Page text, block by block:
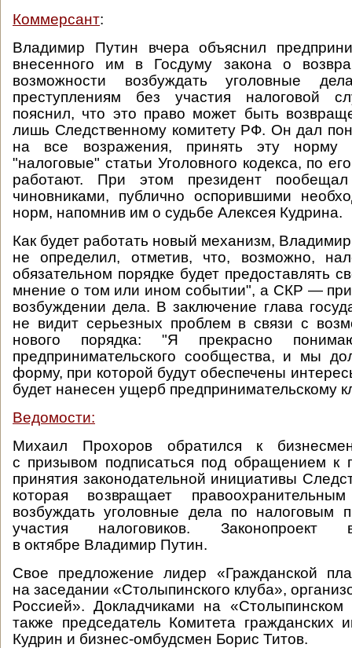
Коммерсант:
Владимир Путин вчера объяснил
внесенного им в Госдуму закона о
возможности возбуждать уголовные
преступлениям без участия налоговой
пояснил, что это право может быть
лишь Следственному комитету РФ. Он дал
на все возражения, принять эту норму
"налоговые" статьи Уголовного кодекса, по
работают. При этом президент
чиновниками, публично оспорившими
норм, напомнив им о судьбе Алексея Кудрина.
Как будет работать новый механизм,
не определил, отметив, что, возможно,
обязательном порядке будет предоставлять
мнение о том или ином событии", а СКР —
возбуждении дела. В заключение глава
не видит серьезных проблем в связи с
нового порядка: "Я прекрасно
предпринимательского сообщества, и мы
форму, при которой будут обеспечены
будет нанесен ущерб предпринимательскому
Ведомости:
Михаил Прохоров обратился к
с призывом подписаться под обращением к
принятия законодательной инициативы
которая возвращает
возбуждать уголовные дела по налоговым
участия налоговиков.
в октябре Владимир Путин.
Свое предложение лидер «Гражданской
на заседании «Столыпинского клуба»,
Россией». Докладчиками на «Столыпинском
также председатель Комитета гражданских
Кудрин и бизнес-омбудсмен Борис Титов.